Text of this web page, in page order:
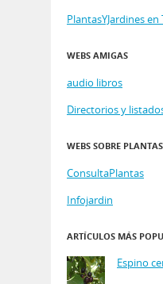
PlantasYJardines
WEBS AMIGAS
audio libros
Directorios y
WEBS SOBRE PLANTAS
ConsultaPlantas
Infojardin
ARTÍCULOS MÁS
Espino